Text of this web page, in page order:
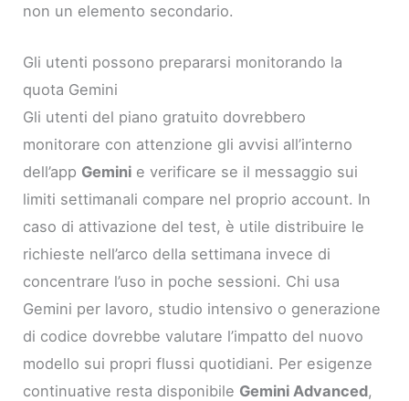
non un elemento secondario.
Gli utenti possono prepararsi monitorando la
quota Gemini
Gli utenti del piano gratuito dovrebbero
monitorare con attenzione gli avvisi all’interno
dell’app Gemini e verificare se il messaggio sui
limiti settimanali compare nel proprio account. In
caso di attivazione del test, è utile distribuire le
richieste nell’arco della settimana invece di
concentrare l’uso in poche sessioni. Chi usa
Gemini per lavoro, studio intensivo o generazione
di codice dovrebbe valutare l’impatto del nuovo
modello sui propri flussi quotidiani. Per esigenze
continuative resta disponibile Gemini Advanced,